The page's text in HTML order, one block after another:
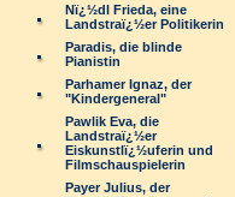
Nï¿½dl Frieda, eine
Landstraï¿½er Politikerin
Paradis, die blinde
Pianistin
Parhamer Ignaz, der
"Kindergeneral"
Pawlik Eva, die
Landstraï¿½er
Eiskunstlï¿½uferin und
Filmschauspielerin
Payer Julius, der